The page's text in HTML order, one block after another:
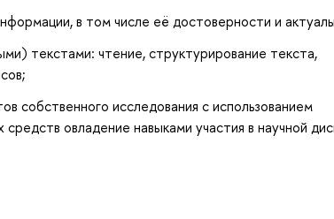
в том числе её достоверности и
текстами: чтение, структурирование текста,
собственного исследования с использованием
овладение навыками участия в научной